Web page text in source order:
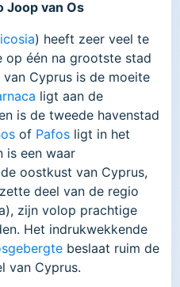
Joop van Os
) heeft zeer veel te
op één na grootste stad
Cyprus is de moeite
ligt aan de
is de tweede havenstad
of Pafos ligt in het
is een waar
oostkust van Cyprus,
deel van de regio
zijn volop prachtige
Het indrukwekkende
beslaat ruim de
van Cyprus.